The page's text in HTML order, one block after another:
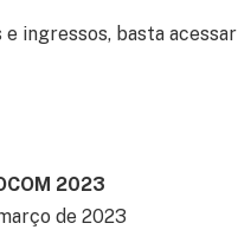
ingressos, basta acessar
2023
de 2023